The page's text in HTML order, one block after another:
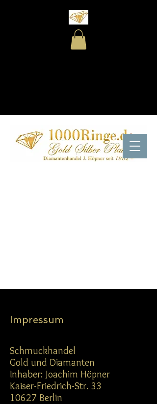
Impressum
Schmuckhandel
Gold und Diamanten
Inhaber: Joachim Höpner
Kaiser-Friedrich-Str. 33
10627 Berlin